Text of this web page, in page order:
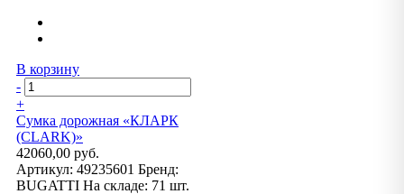
В корзину
-
+
Сумка дорожная «КЛАРК
(CLARK)»
42060,00 руб.
Артикул: 49235601 Бренд:
BUGATTI На складе: 71 шт.